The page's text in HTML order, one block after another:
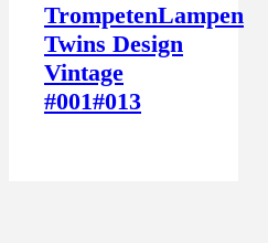
TrompetenLampen
Twins Design
Vintage
#001#013